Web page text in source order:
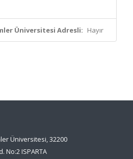
Üniversitesi Adresli: Hayır
Üniversitesi, 32200
No:2 ISPARTA